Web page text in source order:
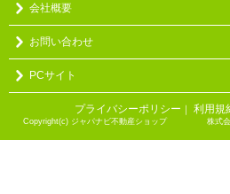
会社概要
お問い合わせ
PCサイト
プライバシーポリシー ｜ 利用規
Copyright(c) ジャパナビ不動産ショップ 株式会社